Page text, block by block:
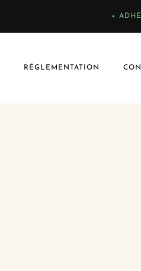
+
RÉGLEMENTATION